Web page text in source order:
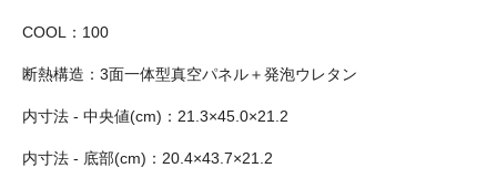
COOL：100
断熱構造：3面一体型真空パネル＋発泡ウレタン
内寸法 - 中央値(cm)：21.3×45.0×21.2
内寸法 - 底部(cm)：20.4×43.7×21.2